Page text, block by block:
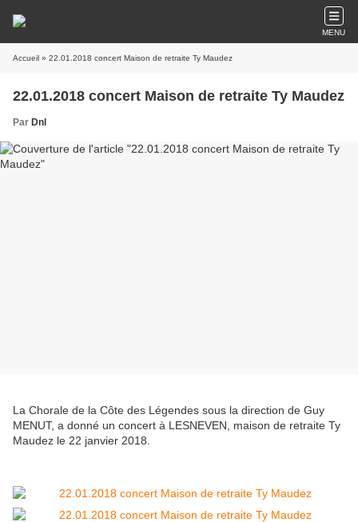
MENU
Accueil » 22.01.2018 concert Maison de retraite Ty Maudez
22.01.2018 concert Maison de retraite Ty Maudez
Par Dnl
La Chorale de la Côte des Légendes sous la direction de Guy
MENUT, a donné un concert à LESNEVEN, maison de retraite Ty
Maudez le 22 janvier 2018.